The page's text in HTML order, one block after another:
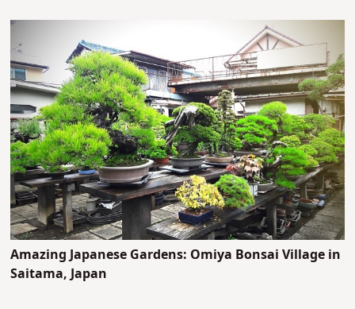
Amazing Japanese Gardens: Omiya Bonsai Village in
Saitama, Japan